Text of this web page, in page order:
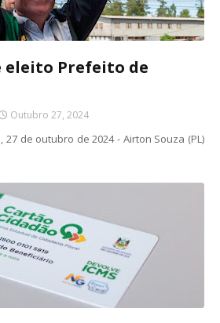
eleito Prefeito de
Outubro 27, 2024
27 de outubro de 2024 - Airton Souza (PL)